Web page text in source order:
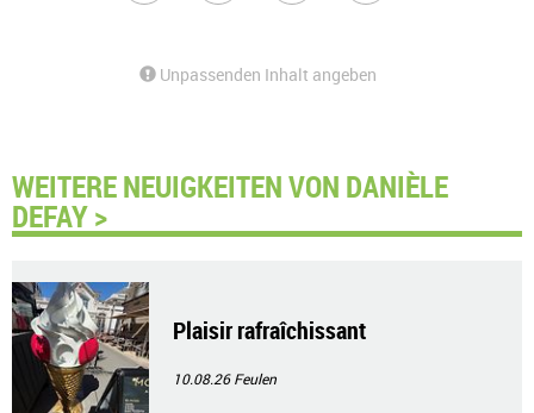
Unpassenden Inhalt angeben
WEITERE NEUIGKEITEN VON DANIÈLE
DEFAY >
Plaisir rafraîchissant
10.08.26Feulen